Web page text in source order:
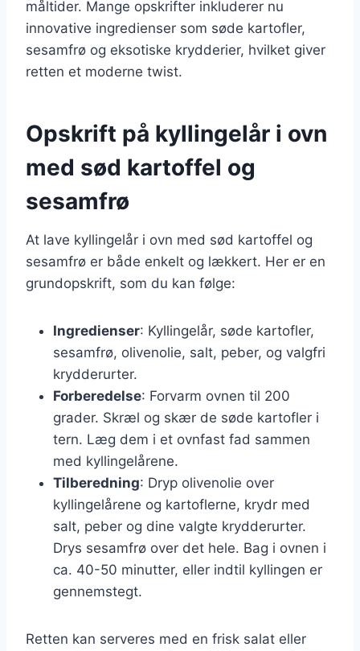
måltider. Mange opskrifter inkluderer nu
innovative ingredienser som søde kartofler,
sesamfrø og eksotiske krydderier, hvilket giver
retten et moderne twist.
Opskrift på kyllingelår i ovn
med sød kartoffel og
sesamfrø
At lave kyllingelår i ovn med sød kartoffel og
sesamfrø er både enkelt og lækkert. Her er en
grundopskrift, som du kan følge:
Ingredienser: Kyllingelår, søde kartofler,
sesamfrø, olivenolie, salt, peber, og valgfri
krydderurter.
Forberedelse: Forvarm ovnen til 200
grader. Skræl og skær de søde kartofler i
tern. Læg dem i et ovnfast fad sammen
med kyllingelårene.
Tilberedning: Dryp olivenolie over
kyllingelårene og kartoflerne, krydr med
salt, peber og dine valgte krydderurter.
Drys sesamfrø over det hele. Bag i ovnen i
ca. 40-50 minutter, eller indtil kyllingen er
gennemstegt.
Retten kan serveres med en frisk salat eller